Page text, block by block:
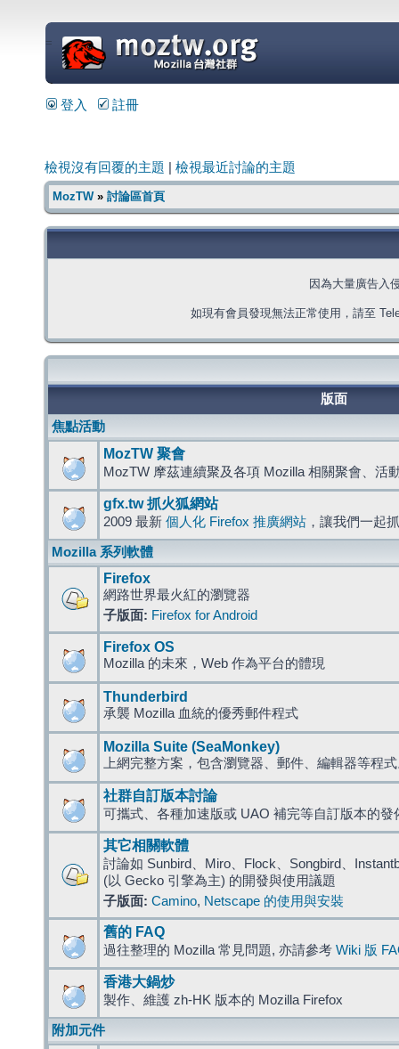
=
登入 註冊
檢視沒有回覆的主題 檢視最近討論的主題
MozTW» 討論區首頁
因為大量廣告入
如現有會員發現無法正常使用，請至
版面
焦點活動
MozTW 聚會
MozTW 摩茲連續聚及各項 Mozilla 相關聚會、活
gfx.tw 抓火狐網站
2009 最新 個人化 Firefox 推廣網站 ，讓我們一起
Mozilla 系列軟體
Firefox
網路世界最火紅的瀏覽器
子版面: Firefox for Android
Firefox OS
Mozilla 的未來，Web 作為平台的體現
Thunderbird
承襲 Mozilla 血統的優秀郵件程式
Mozilla Suite (SeaMonkey)
上網完整方案，包含瀏覽器、郵件、編輯器等程
社群自訂版本討論
可攜式、各種加速版或 UAO 補完等自訂版本的發
其它相關軟體
討論如 Sunbird、Miro、Flock、Songbird、
(以 Gecko 引擎為主) 的開發與使用議題
子版面: Camino, Netscape 的使用與安裝
舊的 FAQ
過往整理的 Mozilla 常見問題, 亦請參考 Wiki 版
香港大鍋炒
製作、維護 zh-HK 版本的 Mozilla Firefox
附加元件